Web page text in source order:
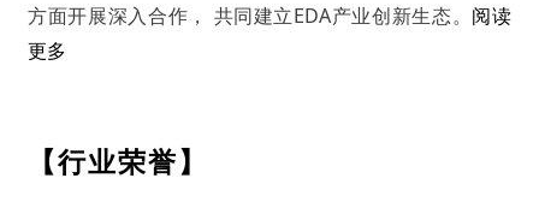
方面开展深入合作， 共同建立EDA产业创新生态。 阅读
更多
【行业荣誉】